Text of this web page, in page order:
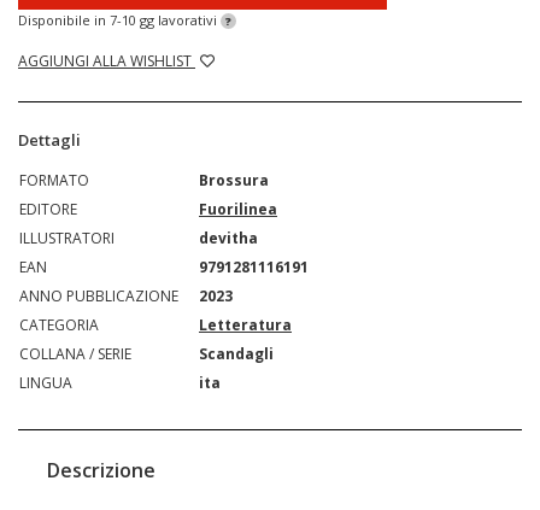
Disponibile in 7-10 gg lavorativi ?
AGGIUNGI ALLA WISHLIST
Dettagli
FORMATO
Brossura
EDITORE
Fuorilinea
ILLUSTRATORI
devitha
EAN
9791281116191
ANNO PUBBLICAZIONE
2023
CATEGORIA
Letteratura
COLLANA / SERIE
Scandagli
LINGUA
ita
Descrizione